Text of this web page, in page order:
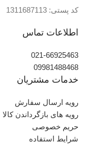
کد پستی: 1311687113
اطلاعات تماس
021-66925463
09981488468
خدمات مشتریان
رویه ارسال سفارش
رویه های بازگرداندن کالا
حریم خصوصی
شرایط استفاده